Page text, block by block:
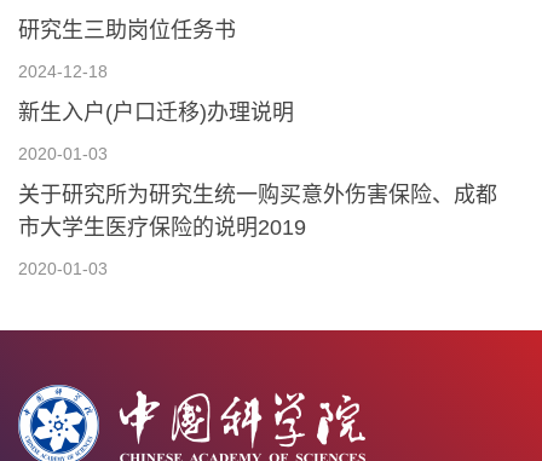
研究生三助岗位任务书
2024-12-18
新生入户(户口迁移)办理说明
2020-01-03
关于研究所为研究生统一购买意外伤害保险、成都
市大学生医疗保险的说明2019
2020-01-03